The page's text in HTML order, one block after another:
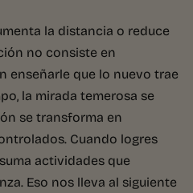
la distancia o reduce
no consiste en
enseñarle que lo nuevo trae
la mirada temerosa se
se transforma en
Cuando logres
actividades que
Eso nos lleva al siguiente